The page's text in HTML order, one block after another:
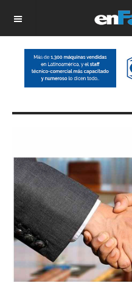
OFF CANVAS